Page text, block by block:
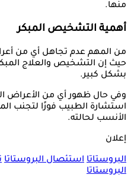
منها.
أهمية التشخيص المبكر
من المهم عدم تجاهل أي من
حيث إن التشخيص والعلاج
بشكل كبير.
وفي حال ظهور أي من الأعراض
استشارة الطبيب فورًا لتجنب
الأنسب لحالته.
إعلان
البروستاتا استئصال البروستاتا
البروستاتا